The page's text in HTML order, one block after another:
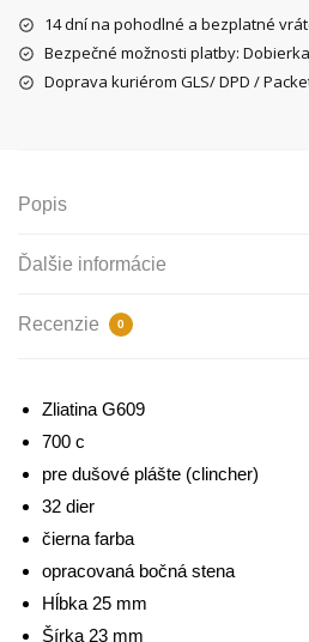
14 dní na pohodlné a bezplatné
Bezpečné možnosti platby:
Doprava kuriérom GLS/ DPD /
Popis
Ďalšie informácie
Recenzie 0
Zliatina G609
700 c
pre dušové plášte (clincher)
32 dier
čierna farba
opracovaná bočná stena
Hĺbka 25 mm
Šírka 23 mm